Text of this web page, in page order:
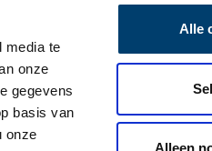
media te
onze
gegevens
basis van
onze
Alle
Alleen